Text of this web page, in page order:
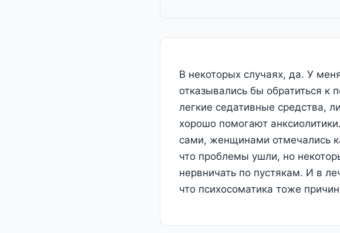
В некоторых случаях, да. У
отказывались бы обратиться к
легкие седативные средства,
хорошо помогают
сами, женщинами отмечались
что проблемы ушли, но
нервничать по пустякам. И в
что психосоматика тоже